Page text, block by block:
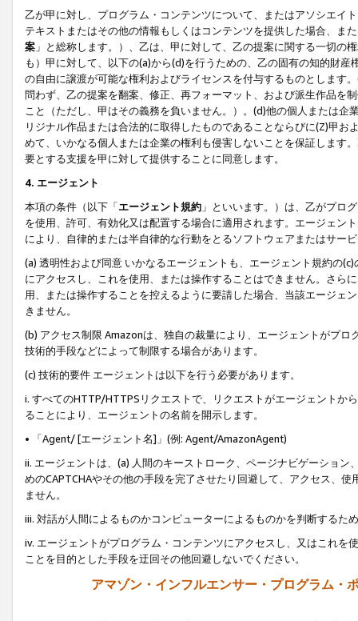
乙が甲に対し、プログラム・コンテンツについて、またはアソシエイ
テキストまたはその他の情報もしくはコンテンツを提供した場合、ま
案 」と総称します。）、乙は、甲に対して、乙の提案に関する一切
も）甲に対して、以下の(a)から(d)を行うための、乙の固有の知的財
の自由に譲渡が可能な権利およびライセンスを付与するものとします
問わず、乙の提案を翻案、修正、再フォーマット、および派生作品を
こと（ただし、甲はその義務を負いません。）。(d)他の個人または
リジナル作品または合法的に取得したものであることならびに(Z)甲
めて、いかなる個人または企業の権利も侵害しないことを保証します
要とする支援を甲に対して提供することに同意します。
4. エージェント
本項の条件（以下「エージェント規約 」といいます。）は、乙がプロ
を使用、許可、有効化又は配置する場合に適用されます。エージェン
により、自律的または半自律的な行動をとるソフトウェアまたはサー
(a) 透明性および同意 いかなるエージェントも、エージェント規約の
にアクセスし、これを使用、または操作することはできません。さら
用、または操作することを控えるように要請した場合、当該エージェ
きません。
(b) アクセス制限 Amazonは、独自の裁量により、エージェントがプ
技術的手段などによって制限する場合があります。
(c) 技術的要件 エージェントは以下を行う必要があります。
i. すべてのHTTP/HTTPSリクエストで、リクエストがエージェントか
ることにより、エージェントの名前を開示します。
• 「Agent/ [エージェント名]」(例: Agent/AmazonAgent)
ii. エージェントは、(a) 人間のキーストローク、ページナビゲーショ
めのCAPTCHAやその他の手段を完了させたり回避して、アクセス、
ません。
iii. 対話が人間によるものかコンピューターによるものかを判断するた
iv. エージェントがプログラム・コンテンツにアクセスし、又はこれ
ことを目的とした手段を迂回その他回避しないでください。
アマゾン・インフルエンサー・プログラム・